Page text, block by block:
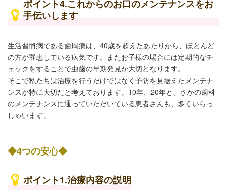
ポイント4.これからのお口のメンテナンスをお
手伝いします
生活習慣病である歯周病は、40歳を超えたあたりから、ほとんど
の方が罹患している病気です。またお子様の場合には定期的なチ
ェックをすることで虫歯の早期発見が大切となります。
そこで私たちは治療を行うだけではなく予防を見据えたメンテナ
ンスが特に大切だと考えております。10年、20年と、さかの歯科
のメンテナンスに通っていただいている患者さんも、多くいらっ
しゃいます。
◆4つの安心◆
ポイント1.治療内容の説明